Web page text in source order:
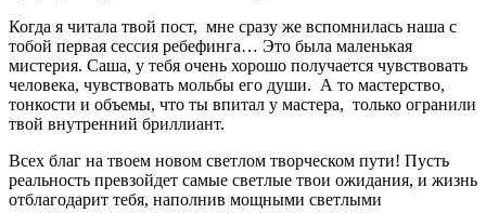
Когда я читала твой пост, мне сразу же вспомнилась наша с
тобой первая сессия ребефинга… Это была маленькая
мистерия. Саша, у тебя очень хорошо получается чувствовать
человека, чувствовать мольбы его души. А то мастерство,
тонкости и объемы, что ты впитал у мастера, только огранили
твой внутренний бриллиант.
Всех благ на твоем новом светлом творческом пути! Пусть
реальность превзойдет самые светлые твои ожидания, и жизнь
отблагодарит тебя, наполнив мощными светлыми